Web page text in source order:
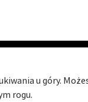
u góry.
rogu.